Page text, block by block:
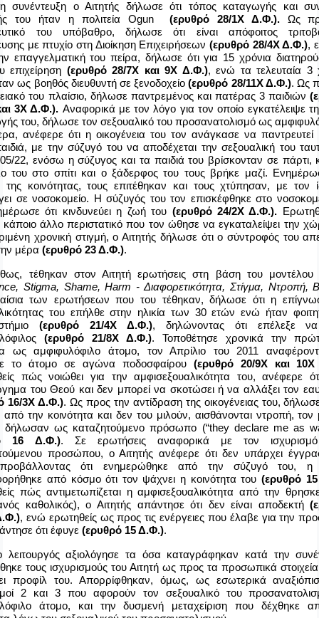
συνέντευξη ο Αιτητής δήλωσε ότι τόπος καταγωγής και
του ήταν η πολιτεία Ogun (ερυθρό 28/1Χ Δ.Φ.). Ως
του υπόβαθρο, δήλωσε ότι είναι απόφοιτος
με πτυχίο στη Διοίκηση Επιχειρήσεων (ερυθρό 28/4Χ Δ.Φ.),
επαγγελματική του πείρα, δήλωσε ότι για 15 χρόνια
επιχείρηση (ερυθρό 28/7Χ και 9Χ Δ.Φ.), ενώ τα τελευταία 3
ως βοηθός διευθυντή σε ξενοδοχείο(ερυθρό 28/11Χ Δ.Φ.). Ως
του πλαίσιο, δήλωσε παντρεμένος και πατέρας 3 παιδιών
3Χ Δ.Φ.). Αναφορικά με τον λόγο για τον οποίο εγκατέλειψε
του, δήλωσε τον σεξουαλικό του προσανατολισμό ως
ανέφερε ότι η οικογένεια του τον ανάγκασε να παντρευτεί
με την σύζυγό του να αποδέχεται την σεξουαλική του
05/22, ενόσω η σύζυγος και τα παιδιά του βρίσκονταν σε πάρτι,
του στο σπίτι και ο ξάδερφος του τους βρήκε μαζί.
της κοινότητας, τους επιτέθηκαν και τους χτύπησαν, με τον
σε νοσοκομείο. Η σύζυγός του τον επισκέφθηκε στο
ότι κινδυνεύει η ζωή του (ερυθρό 24/2Χ Δ.Φ.).
άλλο περιστατικό που τον ώθησε να εγκαταλείψει την
χρονική στιγμή, ο Αιτητής δήλωσε ότι ο σύντροφός του
μέρα(ερυθρό 23 Δ.Φ.).
τέθηκαν στον Αιτητή ερωτήσεις στη βάση του
Stigma, Shame, Harm - Διαφορετικότητα, Στίγμα, Ντροπή,
των ερωτήσεων που του τέθηκαν, δήλωσε ότι η
του επήλθε στην ηλικία των 30 ετών ενώ ήταν
(ερυθρό 21/4Χ Δ.Φ.), δηλώνοντας ότι επέλεξε να
(ερυθρό 21/8Χ Δ.Φ.). Τοποθέτησε χρονικά την
ως αμφιφυλόφιλο άτομο, τον Απρίλιο του 2011
το άτομο σε αγώνα ποδοσφαίρου (ερυθρό 20/9Χ και
πώς νοιώθει για την αμφισεξουαλικότητα του, ανέφερε
του Θεού και δεν μπορεί να σκοτώσει ή να αλλάξει τον
16/3Χ Δ.Φ.). Ως προς την αντίδραση της οικογένειας του,
την κοινότητα και δεν του μιλούν, αισθάνονται ντροπή, τον
δήλωσαν ως καταζητούμενο πρόσωπο (“they declare me as
16 Δ.Φ.). Σε ερωτήσεις αναφορικά με τον
προσώπου, ο Αιτητής ανέφερε ότι δεν υπάρχει
ότι ενημερώθηκε από την σύζυγό του, η
από κόσμο ότι τον ψάχνει η κοινότητα του(ερυθρό
πώς αντιμετωπίζεται η αμφισεξουαλικότητα από την
καθολικός), ο Αιτητής απάντησε ότι δεν είναι αποδεκτή
, ενώ ερωτηθείς ως προς τις ενέργειες που έλαβε για την
ότι έφυγε(ερυθρό 15 Δ.Φ.).
αξιολόγησε τα όσα καταγράφηκαν κατά την
τους ισχυρισμούς του Αιτητή ως προς τα προσωπικά στοιχεία
προφίλ του. Απορρίφθηκαν, όμως, ως εσωτερικά
2 και 3 που αφορούν τον σεξουαλικό του
άτομο, και την δυσμενή μεταχείριση που δέχθηκε